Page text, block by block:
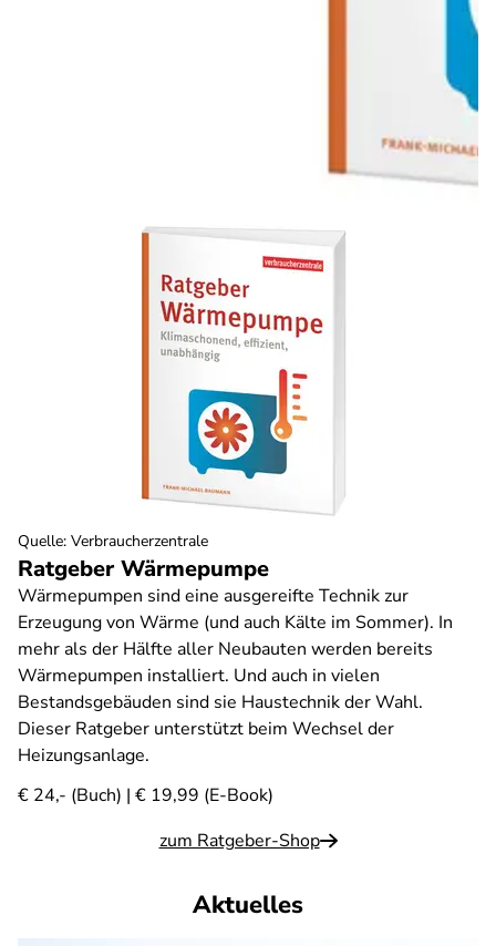
Ratgeber Wärmepumpe
Wärmepumpen sind eine ausgereifte Technik zur
Erzeugung von Wärme (und auch Kälte im Sommer). In
mehr als der Hälfte aller Neubauten werden bereits
Wärmepumpen installiert. Und auch in vielen
Bestandsgebäuden sind sie Haustechnik der Wahl.
Dieser Ratgeber unterstützt beim Wechsel der
Heizungsanlage.
€ 24,- (Buch) | € 19,99 (E-Book)
zum Ratgeber-Shop
Quelle: Verbraucherzentrale
Aktuelles